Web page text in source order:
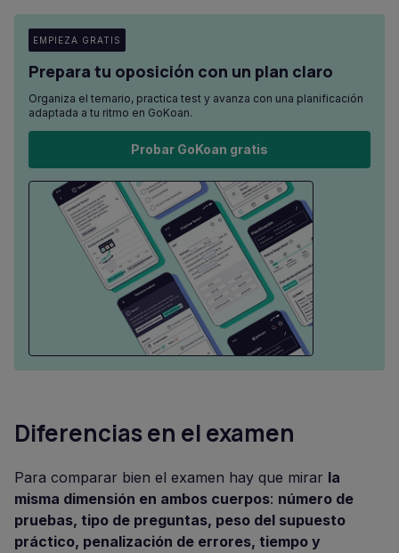
EMPIEZA GRATIS
Prepara tu oposición con un plan claro
Organiza el temario, practica test y avanza con una planificación
adaptada a tu ritmo en GoKoan.
Probar GoKoan gratis
Diferencias en el examen
Para comparar bien el examen hay que mirar la
misma dimensión en ambos cuerpos: número de
pruebas, tipo de preguntas, peso del supuesto
práctico, penalización de errores, tiempo y